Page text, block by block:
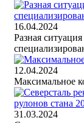
16.04.2024
Разная
12.04.2024
Максимальное
31.03.2024